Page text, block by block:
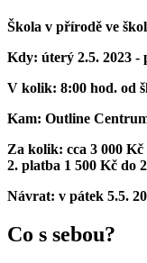
Škola v přírodě ve
Kdy: úterý 2.5. 2023 -
V kolik: 8:00 hod. od
Kam: Outline
Za kolik: cca 3 000 Kč
2. platba 1 500 Kč do
Návrat: v pátek 5.5.
Co s sebou?